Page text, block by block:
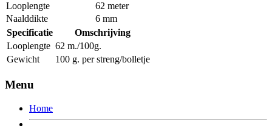
Looplengte
62 meter
Naalddikte
6 mm
Specificatie
Omschrijving
Looplengte 62 m./100g.
Gewicht
100 g. per streng/bolletje
Menu
Home